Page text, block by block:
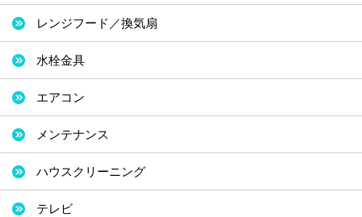
レンジフード／換気扇
水栓金具
エアコン
メンテナンス
ハウスクリーニング
テレビ